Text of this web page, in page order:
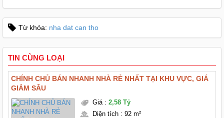
Từ khóa: nha dat can tho
TIN CÙNG LOẠI
CHÍNH CHỦ BÁN NHANH NHÀ RẺ NHẤT TẠI KHU VỰC, GIÁ
GIẢM SÂU
Giá: 2,58 Tỷ
Diện tích: 92 m²